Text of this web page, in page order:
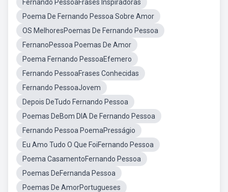
Fernando PessoaFrases Inspiradoras
Poema De Fernando Pessoa Sobre Amor
OS MelhoresPoemas De Fernando Pessoa
FernanoPessoa Poemas De Amor
Poema Fernando PessoaEfemero
Fernando PessoaFrases Conhecidas
Fernando PessoaJovem
Depois DeTudo Fernando Pessoa
Poemas DeBom DIA De Fernando Pessoa
Fernando Pessoa PoemaPresságio
Eu Amo Tudo O Que FoiFernando Pessoa
Poema CasamentoFernando Pessoa
Poemas DeFernanda Pessoa
Poemas De AmorPortugueses